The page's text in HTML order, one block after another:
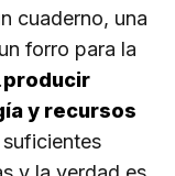
cuaderno, una
forro para la
producir
y recursos